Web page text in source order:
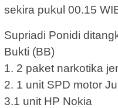
sekira pukul 00.15
Supriadi Ponidi
Bukti (BB)
1. 2 paket narkotika
2. 1 unit SPD motor
3.1 unit HP Nokia